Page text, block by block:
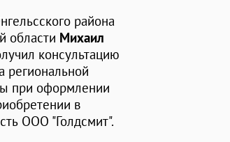
района
области Михаил
консультацию
региональной
при оформлении
в
ООО "Голдсмит".